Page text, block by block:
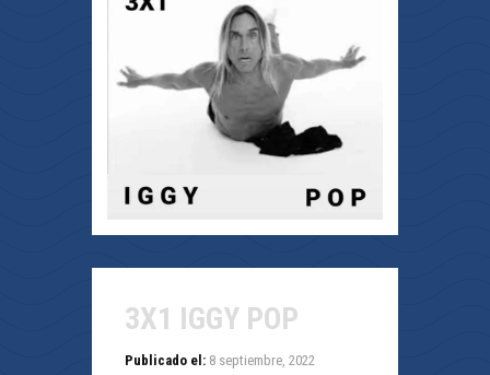
3X1 IGGY POP
Publicado el: 8 septiembre, 2022